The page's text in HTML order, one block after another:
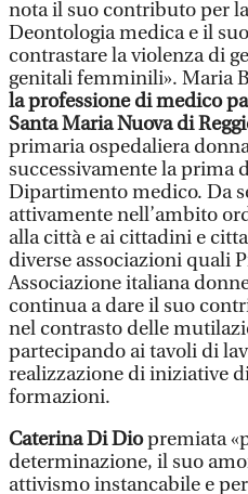
nota il suo contributo per
Deontologia medica e il
contrastare la violenza di
genitali femminili». Maria
la professione di medico
Santa Maria Nuova di
primaria ospedaliera
successivamente la prima
Dipartimento medico. Da
attivamente nell’ambito
alla città e ai cittadini e
diverse associazioni quali
Associazione italiana
continua a dare il suo
nel contrasto delle
partecipando ai tavoli di
realizzazione di iniziative
formazioni.
Caterina Di Diopremiata
determinazione, il suo
attivismo instancabile e